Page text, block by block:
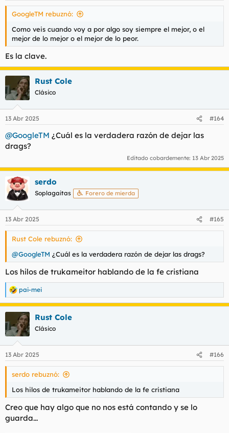
s
GoogleTM rebuznó:
Como veis cuando voy a por algo soy siempre el mejor, o el
mejor de lo mejor o el mejor de lo peor.
Es la clave.
Rust Cole
Clásico
13 Abr 2025 #164
@GoogleTM ¿Cuál es la verdadera razón de dejar las
drags?
Editado cobardemente: 13 Abr 2025
serdo
Soplagaitas Forero de mierda
13 Abr 2025 #165
Rust Cole rebuznó:
@GoogleTM ¿Cuál es la verdadera razón de dejar las drags?
Los hilos de trukameitor hablando de la fe cristiana
R
e
a
c
i
e
s
pai-mei
Rust Cole
Clásico
13 Abr 2025 #166
serdo rebuznó:
Los hilos de trukameitor hablando de la fe cristiana
Creo que hay algo que no nos está contando y se lo
guarda...